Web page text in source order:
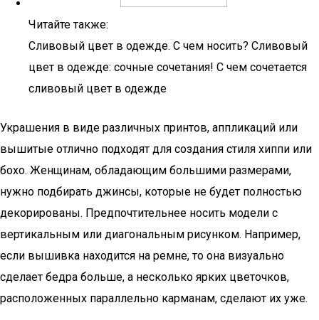
Читайте также:
Сливовый цвет в одежде. С чем носить? Сливовый
цвет в одежде: сочные сочетания! С чем сочетается
сливовый цвет в одежде
Украшения в виде различных принтов, аппликаций или
вышитые отлично подходят для создания стиля хиппи или
бохо. Женщинам, обладающим большими размерами,
нужно подбирать джинсы, которые не будет полностью
декорированы. Предпочтительнее носить модели с
вертикальным или диагональным рисунком. Например,
если вышивка находится на ремне, то она визуально
сделает бедра больше, а несколько ярких цветочков,
расположенных параллельно карманам, сделают их уже.